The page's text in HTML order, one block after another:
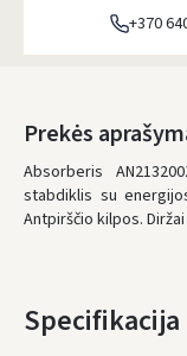
* Pristatymo
+370
Prekės
Absorberis
stabdiklis su
Antpirščio kilpos.
Specifikacija